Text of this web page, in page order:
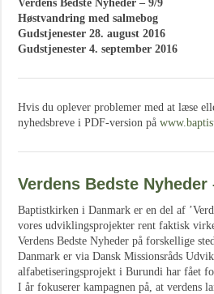
Verdens Bedste Nyheder – 9/9
Høstvandring med salmebog
Gudstjenester 28. august 2016
Gudstjenester 4. september 2016
Hvis du oplever problemer med at læse
nyhedsbreve i PDF-version på
Verdens Bedste Nyheder
Baptistkirken i Danmark er en del af
vores udviklingsprojekter rent faktisk
Verdens Bedste Nyheder på forskellige
Danmark er via Dansk Missionsråds
alfabetiseringsprojekt i Burundi har fået
I år fokuserer kampagnen på, at verdens